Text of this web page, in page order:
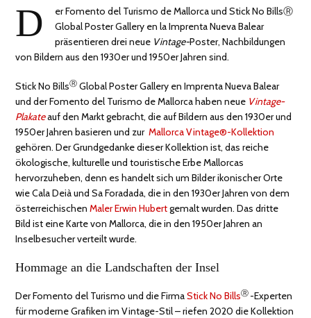
D
er Fomento del Turismo de Mallorca und Stick No BillsⓇ
Global Poster Gallery en la Imprenta Nueva Balear
präsentieren drei neue Vintage-Poster, Nachbildungen
von Bildern aus den 1930er und 1950er Jahren sind.
Stick No BillsⓇ Global Poster Gallery en Imprenta Nueva Balear
und der Fomento del Turismo de Mallorca haben neue Vintage-
Plakateauf den Markt gebracht, die auf Bildern aus den 1930er und
1950er Jahren basieren und zurMallorca Vintage®-Kollektion
gehören. Der Grundgedanke dieser Kollektion ist, das reiche
ökologische, kulturelle und touristische Erbe Mallorcas
hervorzuheben, denn es handelt sich um Bilder ikonischer Orte
wie Cala Deià und Sa Foradada, die in den 1930er Jahren von dem
österreichischenMaler Erwin Hubertgemalt wurden. Das dritte
Bild ist eine Karte von Mallorca, die in den 1950er Jahren an
Inselbesucher verteilt wurde.
Hommage an die Landschaften der Insel
Der Fomento del Turismo und die FirmaStick No BillsⓇ -Experten
für moderne Grafiken im Vintage-Stil – riefen 2020 die Kollektion